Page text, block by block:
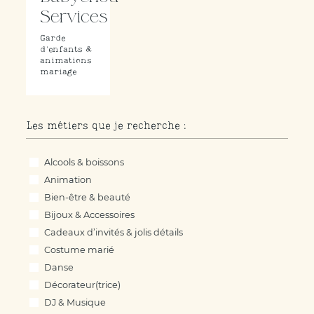
Services
Garde
d'enfants &
animations
mariage
Les métiers que je recherche :
Les métiers que je recherche :
Alcools & boissons
Animation
Bien-être & beauté
Bijoux & Accessoires
Cadeaux d’invités & jolis détails
Costume marié
Danse
Décorateur(trice)
DJ & Musique